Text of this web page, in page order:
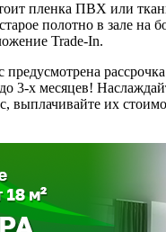
пленка ПВХ или
полотно в зале на
Trade-In.
3-х месяцев!
выплачивайте их